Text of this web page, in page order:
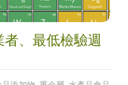
、最低檢驗週